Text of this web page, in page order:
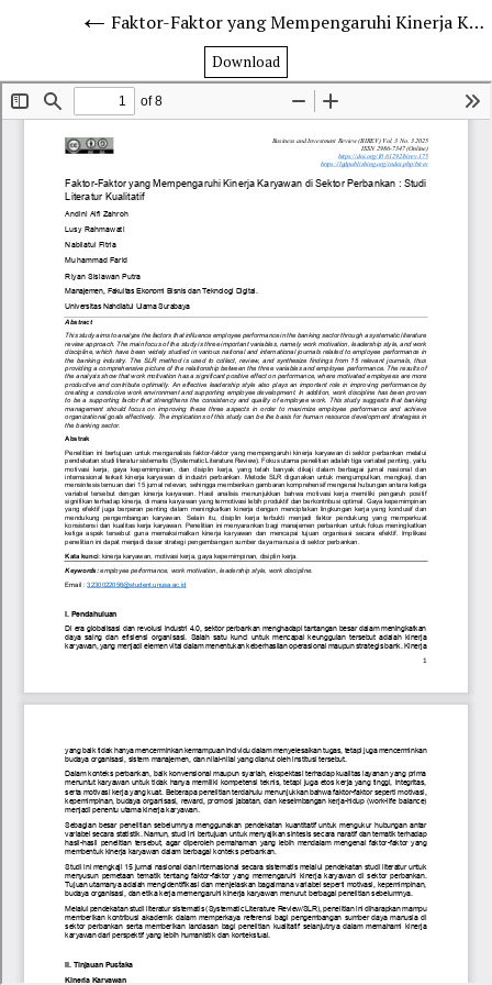
Faktor-Faktor yang Mempengaruhi Kinerja Karyawan di Sektor Perbankan : Studi Literatur Kualitatif
Download